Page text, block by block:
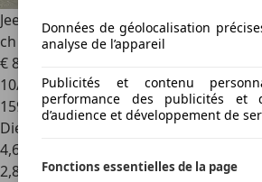
Jeep Renegade
Renegade 1.6 I MultiJet
ch Limited
€ 8 490
10/2014
159 000 km
Diesel
4,6 l/100 km (mixte)
2,8
Données de géolocalisation
analyse de l’appareil
Publicités et contenu
performance des publicités et
d’audience et développement de
Fonctions essentielles de la page